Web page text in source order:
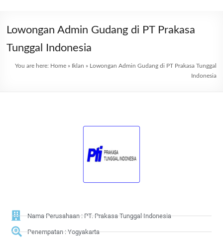
Lowongan Admin Gudang di PT Prakasa
Tunggal Indonesia
You are here: Home» Iklan » Lowongan Admin Gudang di PT Prakasa Tunggal
Indonesia
Nama Perusahaan : PT. Prakasa Tunggal Indonesia
Penempatan : Yogyakarta